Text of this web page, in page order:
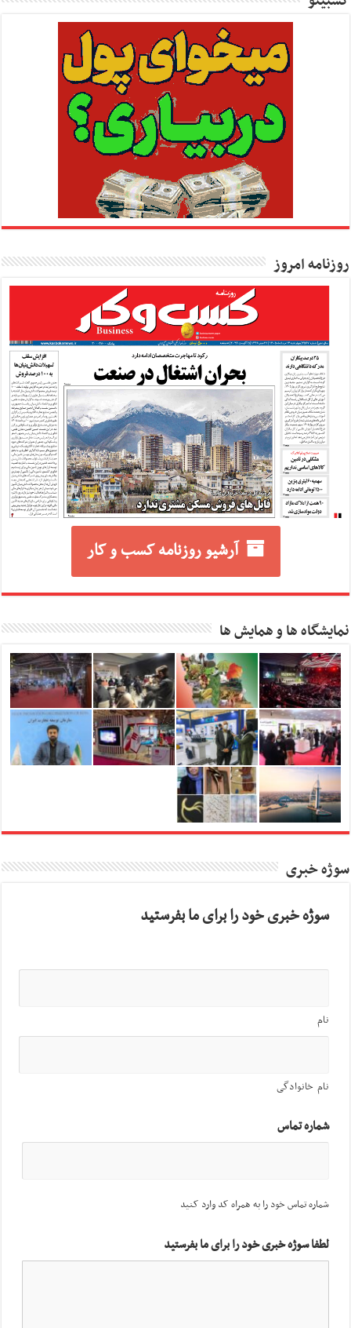
روزنامه امروز
آرشیو روزنامه کسب و کار
نمایشگاه ها و همایش ها
سوژه خبری
سوژه خبری خود را برای ما بفرستید
نام
نام خانوادگی
شماره تماس
شماره تماس خود را به همراه کد وارد کنید
لطفا سوژه خبری خود را برای ما بفرستید